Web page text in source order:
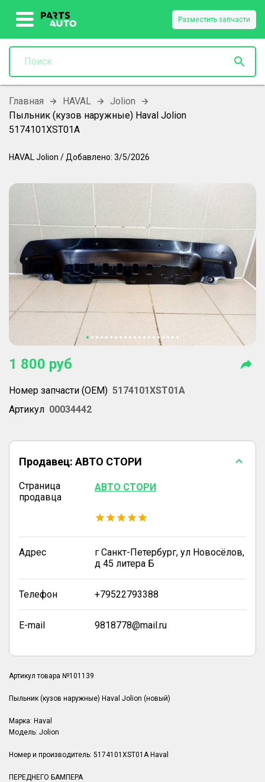
Разместить запчасти
Главная HAVAL
Jolion
Пыльник (кузов наружные) Haval Jolion
5174101XST01A
HAVAL Jolion / Добавлено: 3/5/2026
1 800 руб
Номер запчасти (OEM) 5174101XST01A
Артикул 00034442
Продавец: АВТО СТОРИ
Страница
продавца
АВТО СТОРИ
Адрес
г Санкт-Петербург, ул Новосёлов,
д 45 литера Б
Телефон +79522793388
E-mail 9818778@mail.ru
Артикул товара №101139
Пыльник (кузов наружные) Haval Jolion (новый)
Марка: Haval
Модель: Jolion
Номер и производитель: 5174101XST01A Haval
ПЕРЕДНЕГО БАМПЕРА